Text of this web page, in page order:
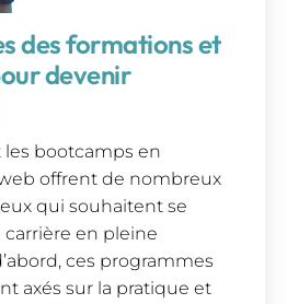
des formations et
devenir
les bootcamps en
offrent de nombreux
qui souhaitent se
carrière en pleine
ces programmes
axés sur la pratique et